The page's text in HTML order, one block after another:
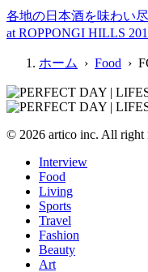
各地の日本酒を味わい
at ROPPONGI HILLS
ホーム › Food ›
© 2026 artico inc. All right
Interview
Food
Living
Sports
Travel
Fashion
Beauty
Art